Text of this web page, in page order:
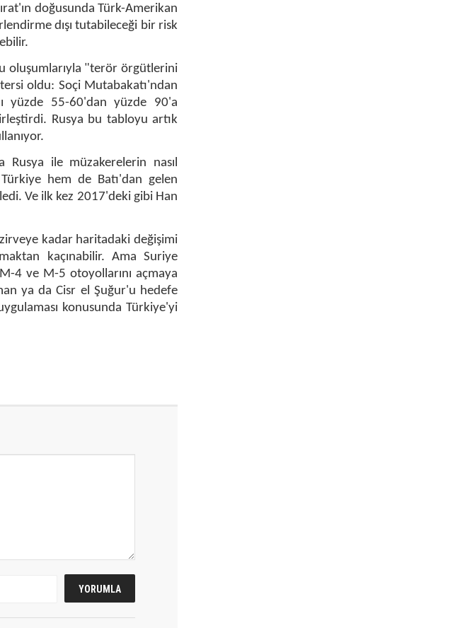
doğusunda Türk-Amerikan
dışı tutabileceği bir risk
oluşumlarıyla "terör örgütlerini
oldu: Soçi Mutabakatı'ndan
yüzde 55-60'dan yüzde 90'a
Rusya bu tabloyu artık
Rusya ile müzakerelerin nasıl
hem de Batı'dan gelen
Ve ilk kez 2017'deki gibi Han
kadar haritadaki değişimi
kaçınabilir. Ama Suriye
4 ve M-5 otoyollarını açmaya
ya da Cisr el Şuğur'u hedefe
konusunda Türkiye'yi